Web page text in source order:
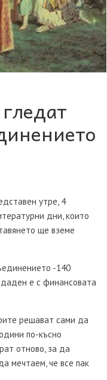
утре, 4
дни, които
ще вземе
-140
е с финансовата
решават сами да
по-късно
отново, за да
мечтаем, че все пак